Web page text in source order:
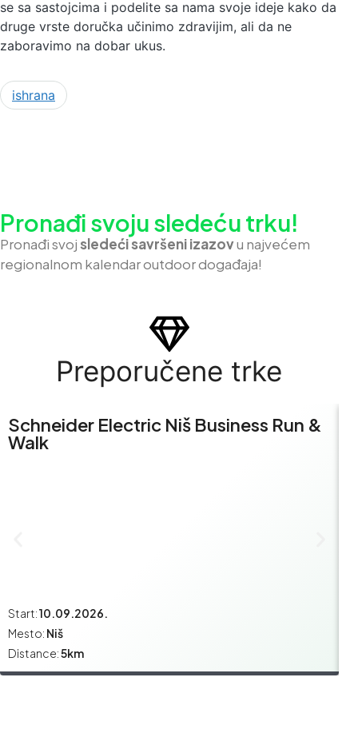
se sa sastojcima i podelite sa nama svoje ideje kako da
druge vrste doručka učinimo zdravijim, ali da ne
zaboravimo na dobar ukus.
ishrana
Pronađi svoju sledeću trku!
Pronađi svojsledeći savršeni izazovu najvećem
regionalnom kalendar outdoor događaja!
Preporučene trke
Schneider Electric Niš Business Run &
Walk
Start:10.09.2026.
Mesto: Niš
Distance:5km